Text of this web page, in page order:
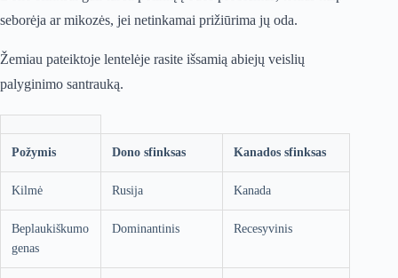
seborėja ar mikozės, jei netinkamai prižiūrima jų oda.
Žemiau pateiktoje lentelėje rasite išsamią abiejų veislių
palyginimo santrauką.
Požymis Dono sfinksas Kanados sfinksas
Kilmė Rusija Kanada
Beplaukiškumo
genas
Dominantinis Recesyvinis